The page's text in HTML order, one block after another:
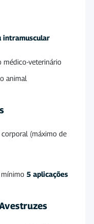
intramuscular
médico-veterinário
animal
corporal (máximo de
mínimo 5 aplicações